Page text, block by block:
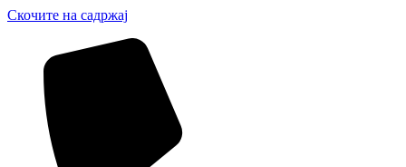
Скочите на садржај